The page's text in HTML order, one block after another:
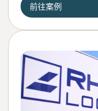
前往案例